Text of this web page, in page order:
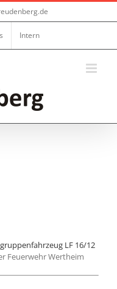
Intern
LF 16/12
Feuerwehr Wertheim